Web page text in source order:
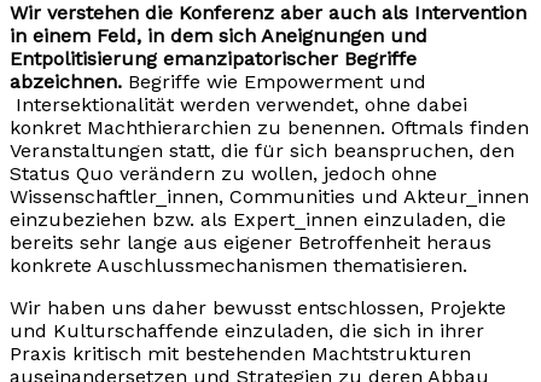
Wir verstehen die Konferenz aber auch als Intervention
in einem Feld, in dem sich Aneignungen und
Entpolitisierung emanzipatorischer Begriffe
abzeichnen. Begriffe wie Empowerment und
Intersektionalität werden verwendet, ohne dabei
konkret Machthierarchien zu benennen. Oftmals finden
Veranstaltungen statt, die für sich beanspruchen, den
Status Quo verändern zu wollen, jedoch ohne
Wissenschaftler_innen, Communities und Akteur_innen
einzubeziehen bzw. als Expert_innen einzuladen, die
bereits sehr lange aus eigener Betroffenheit heraus
konkrete Auschlussmechanismen thematisieren.
Wir haben uns daher bewusst entschlossen, Projekte
und Kulturschaffende einzuladen, die sich in ihrer
Praxis kritisch mit bestehenden Machtstrukturen
auseinandersetzen und Strategien zu deren Abbau